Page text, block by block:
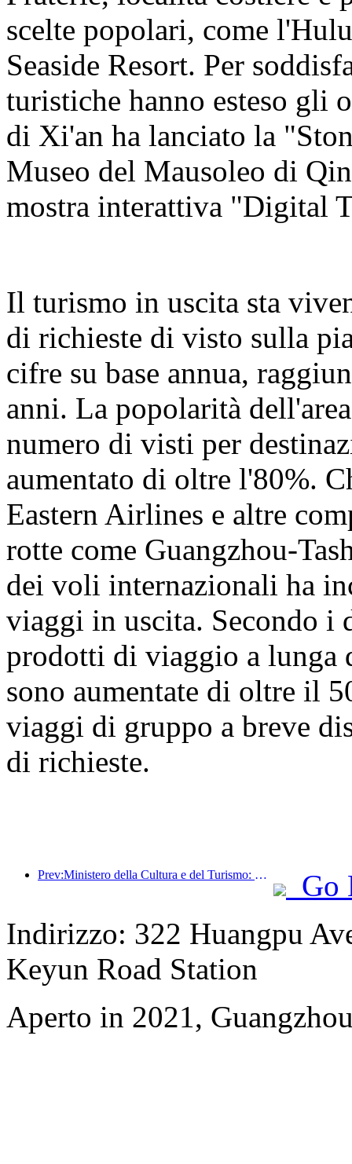
scelte popolari, come
Seaside Resort. Per
turistiche hanno esteso gli
di Xi'an ha lanciato la
Museo del Mausoleo di
mostra interattiva "Digital
Il turismo in uscita sta
di richieste di visto sulla
cifre su base annua,
anni. La popolarità
numero di visti per
aumentato di oltre l'80%.
Eastern Airlines e altre
rotte come Guangzhou-
dei voli internazionali ha
viaggi in uscita. Secondo
prodotti di viaggio a lunga
sono aumentate di oltre il
viaggi di gruppo a breve
di richieste.
Prev:Ministero della Cultura e del Turismo: Rafforzare la gestione della qualità delle attrazioni turistiche e migliorare il livello di servizio dei luoghi panoramici
Go
Indirizzo: 322 Huangpu
Keyun Road Station
Aperto in 2021,